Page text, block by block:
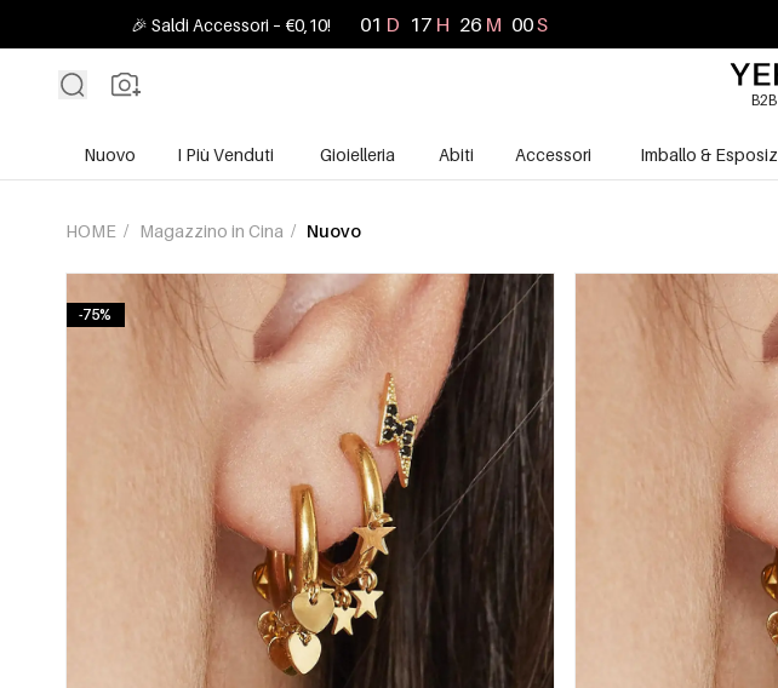
🎉 Saldi Accessori – €0,10! 01 D 17 H 25 M 58S
Nuovo I Più Venduti Gioielleria Abiti Accessori Imballo &
HOME / Magazzino in Cina / Nuovo
-75%